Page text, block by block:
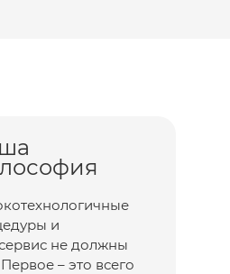
и
не должны
– это всего